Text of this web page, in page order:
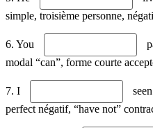
simple, troisième personne,
6. You
modal “can”, forme courte
7. I
perfect négatif, “have not”